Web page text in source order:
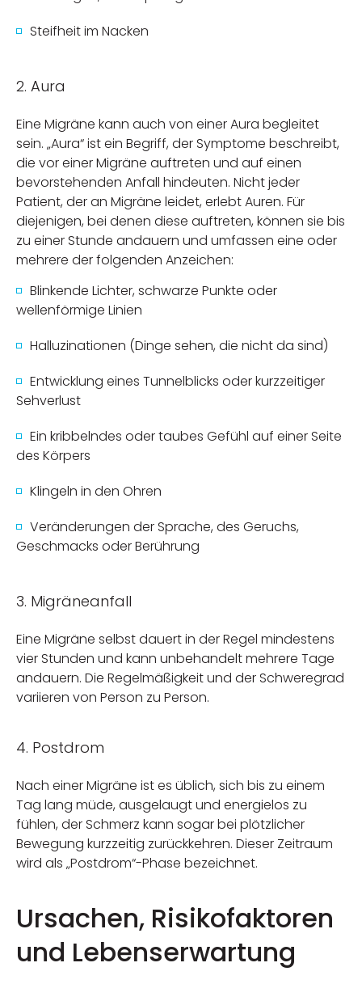
Steifheit im Nacken
2. Aura
Eine Migräne kann auch von einer Aura begleitet
sein. „Aura“ ist ein Begriff, der Symptome beschreibt,
die vor einer Migräne auftreten und auf einen
bevorstehenden Anfall hindeuten. Nicht jeder
Patient, der an Migräne leidet, erlebt Auren. Für
diejenigen, bei denen diese auftreten, können sie bis
zu einer Stunde andauern und umfassen eine oder
mehrere der folgenden Anzeichen:
Blinkende Lichter, schwarze Punkte oder
wellenförmige Linien
Halluzinationen (Dinge sehen, die nicht da sind)
Entwicklung eines Tunnelblicks oder kurzzeitiger
Sehverlust
Ein kribbelndes oder taubes Gefühl auf einer Seite
des Körpers
Klingeln in den Ohren
Veränderungen der Sprache, des Geruchs,
Geschmacks oder Berührung
3. Migräneanfall
Eine Migräne selbst dauert in der Regel mindestens
vier Stunden und kann unbehandelt mehrere Tage
andauern. Die Regelmäßigkeit und der Schweregrad
variieren von Person zu Person.
4. Postdrom
Nach einer Migräne ist es üblich, sich bis zu einem
Tag lang müde, ausgelaugt und energielos zu
fühlen, der Schmerz kann sogar bei plötzlicher
Bewegung kurzzeitig zurückkehren. Dieser Zeitraum
wird als „Postdrom“-Phase bezeichnet.
Ursachen, Risikofaktoren
und Lebenserwartung